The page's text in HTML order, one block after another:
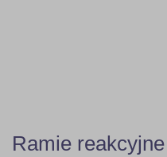
Ramie